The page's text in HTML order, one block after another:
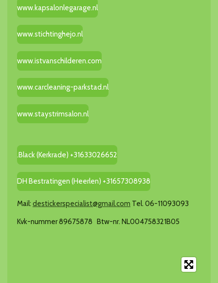
www.kapsalonlegarage.nl
www.stichtinghejo.nl
www.istvanschilderen.com
www.carcleaning-parkstad.nl
www.staystrimsalon.nl
.Black (Kerkrade) +31633026652
DH Bestratingen (Heerlen) +31657308938
Mail: destickerspecialist@gmail.com Tel. 06-11093093
Kvk-nummer 89675878 Btw-nr. NL004758321B05